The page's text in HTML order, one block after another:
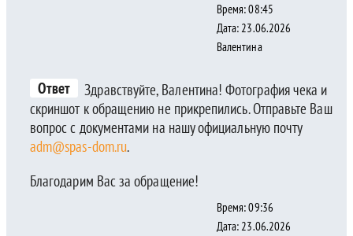
Время: 08:45
Дата: 23.06.2026
Валентина
Ответ
Здравствуйте, Валентина! Фотография чека и
скриншот к обращению не прикрепились. Отправьте Ваш
вопрос с документами на нашу официальную почту
adm@spas-dom.ru.
Благодарим Вас за обращение!
Время: 09:36
Дата: 23.06.2026